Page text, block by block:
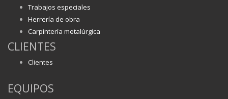
Trabajos especiales
Herrería de obra
Carpintería metalúrgica
CLIENTES
Clientes
EQUIPOS